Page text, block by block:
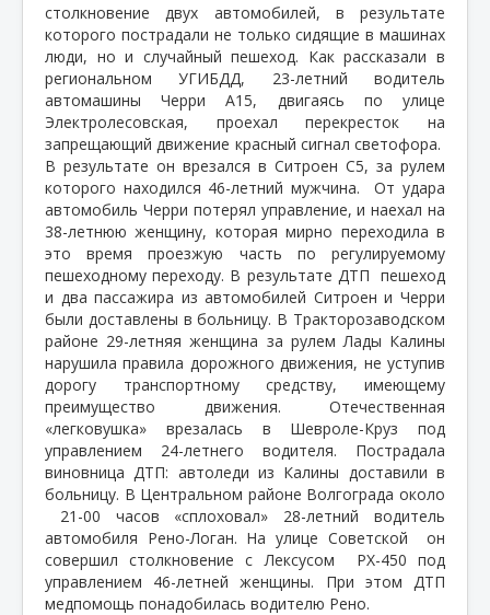
столкновение двух автомобилей, в результате
которого пострадали не только сидящие в машинах
люди, но и случайный пешеход. Как рассказали в
региональном УГИБДД, 23-летний водитель
автомашины Черри А15, двигаясь по улице
Электролесовская, проехал перекресток на
запрещающий движение красный сигнал светофора.
В результате он врезался в Ситроен С5, за рулем
которого находился 46-летний мужчина.
От удара
автомобиль Черри потерял управление, и наехал на
38-летнюю женщину, которая мирно переходила в
это время проезжую часть по регулируемому
пешеходному переходу. В результате ДТП пешеход
и два пассажира из автомобилей Ситроен и Черри
были доставлены в больницу. В Тракторозаводском
районе 29-летняя женщина за рулем Лады Калины
нарушила правила дорожного движения, не уступив
дорогу транспортному средству, имеющему
преимущество движения. Отечественная
«легковушка» врезалась в Шевроле-Круз под
управлением 24-летнего водителя. Пострадала
виновница ДТП: автоледи из Калины доставили в
больницу. В Центральном районе Волгограда около
21-00 часов «сплоховал» 28-летний водитель
автомобиля Рено-Логан. На улице Советской
он
совершил столкновение с Лексусом
РХ-450 под
управлением 46-летней женщины. При этом ДТП
медпомощь понадобилась водителю Рено.